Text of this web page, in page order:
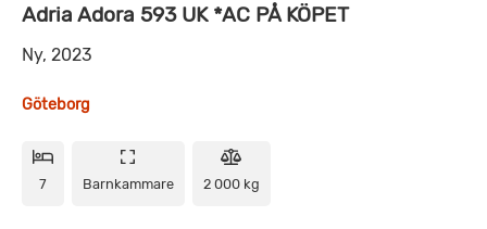
Adria Adora 593 UK *AC PÅ KÖPET
Ny, 2023
Göteborg
7 Barnkammare 2 000 kg